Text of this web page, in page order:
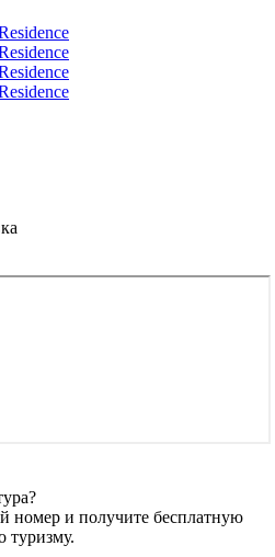
номер и получите бесплатную
туризму.